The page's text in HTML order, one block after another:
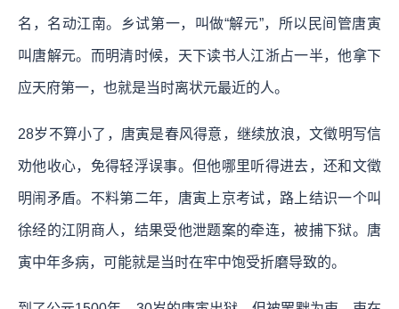
名，名动江南。乡试第一，叫做“解元”，所以民间管唐寅
叫唐解元。而明清时候，天下读书人江浙占一半，他拿下
应天府第一，也就是当时离状元最近的人。
28岁不算小了，唐寅是春风得意，继续放浪，文徵明写信
劝他收心，免得轻浮误事。但他哪里听得进去，还和文徵
明闹矛盾。不料第二年，唐寅上京考试，路上结识一个叫
徐经的江阴商人，结果受他泄题案的牵连，被捕下狱。唐
寅中年多病，可能就是当时在牢中饱受折磨导致的。